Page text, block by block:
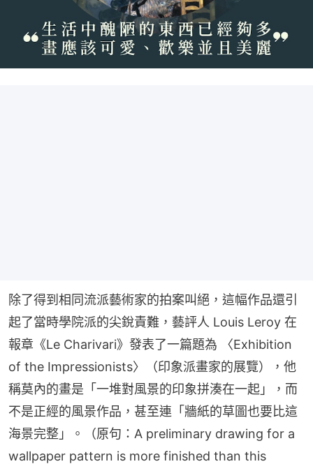
除了得到相同流派藝術家的拍案叫絕，這幅作品還引
起了當時學院派的尖銳責難，藝評人 Louis Leroy 在
報章《Le Charivari》發表了一篇題為 〈Exhibition
of the Impressionists〉（印象派畫家的展覽），他
稱莫內的畫是「一堆對風景的印象拼湊在一起」，而
不是正經的風景作品，甚至連「牆紙的草圖也要比這
海景完整」。（原句：A preliminary drawing for a
wallpaper pattern is more finished than this